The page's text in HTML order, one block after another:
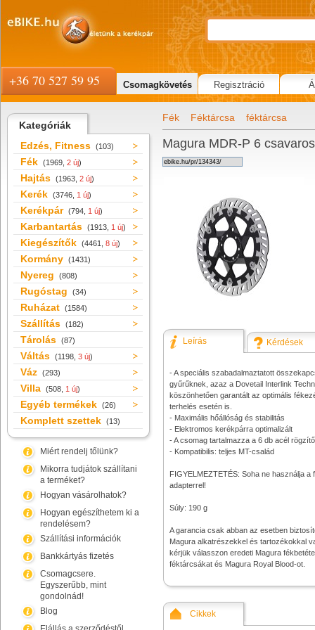
Kategóriák
Edzés, Fitness (103)
Fék (1969, 2 új)
Hajtás (1963, 2 új)
Kerék (3746, 1 új)
Kerékpár (794, 1 új)
Karbantartás (1913, 1 új)
Kiegészítők (4461, 8 új)
Kormány (1431)
Nyereg (808)
Rugóstag (34)
Ruházat (1584)
Szállítás (182)
Tárolás (87)
Váltás (1198, 3 új)
Váz (293)
Villa (508, 1 új)
Egyéb termékek (26)
Komplett szettek (13)
Miért rendelj tőlünk?
Mikorra tudjátok szállítani
a terméket?
Hogyan vásárolhatok?
Hogyan egészíthetem ki a
rendelésem?
Szállítási információk
Bankkártyás fizetés
Csomagcsere.
Egyszerűbb, mint
gondolnád!
Blog
Fék Féktárcsa féktárcsa
Magura MDR-P 6
Leírás Kérdések
- A speciális szabadalmaztatott
gyűrűknek, azaz a Dovetail Interlink
köszönhetően garantált az optimális
terhelés esetén is.
- Maximális hőállóság és stabilitás
- Elektromos kerékpárra optimalizált
- A csomag tartalmazza a 6 db acél
- Kompatibilis: teljes MT-család
FIGYELMEZTETÉS: Soha ne használja
adapterrel!
Súly: 190 g
A garancia csak abban az esetben
Magura alkatrészekkel és tartozékokkal
kérjük válasszon eredeti Magura
féktárcsákat és Magura Royal Blood-ot.
Cikkek
+36 70 527 59 95 Csomagkövetés Regisztráció